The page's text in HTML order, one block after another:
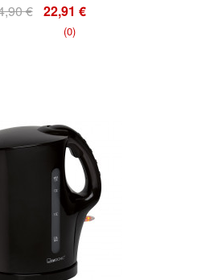
€ 22,91 €
(0)